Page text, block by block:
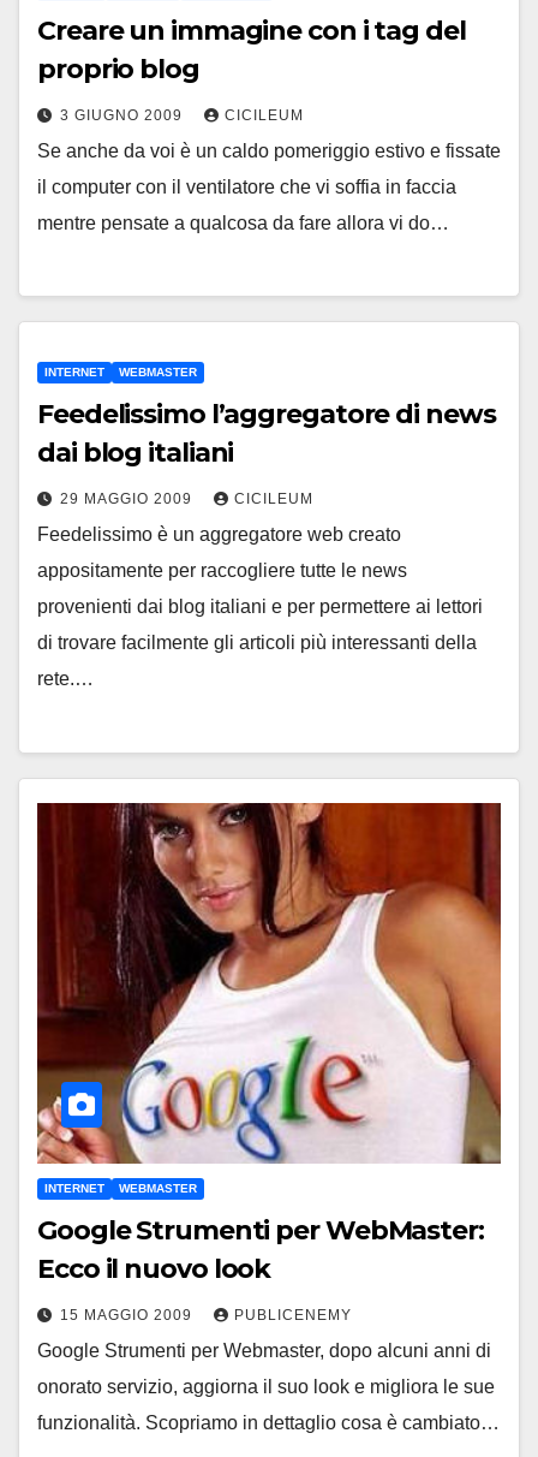
Creare un immagine con i tag del
proprio blog
3 GIUGNO 2009 CICILEUM
Se anche da voi è un caldo pomeriggio estivo e fissate
il computer con il ventilatore che vi soffia in faccia
mentre pensate a qualcosa da fare allora vi do…
INTERNET WEBMASTER
Feedelissimo l’aggregatore di news
dai blog italiani
29 MAGGIO 2009 CICILEUM
Feedelissimo è un aggregatore web creato
appositamente per raccogliere tutte le news
provenienti dai blog italiani e per permettere ai lettori
di trovare facilmente gli articoli più interessanti della
rete.…
INTERNET WEBMASTER
Google Strumenti per WebMaster:
Ecco il nuovo look
15 MAGGIO 2009 PUBLICENEMY
Google Strumenti per Webmaster, dopo alcuni anni di
onorato servizio, aggiorna il suo look e migliora le sue
funzionalità. Scopriamo in dettaglio cosa è cambiato…